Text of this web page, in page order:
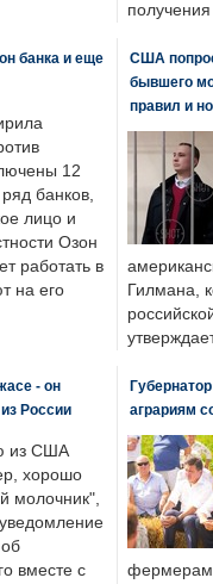
банка и еще
12
банков,
лицо и
Озон
работать в
на его
США
бывшего
правил и
Гилмана,
- он
России
из США
хорошо
молочник",
вместе с
аграриям